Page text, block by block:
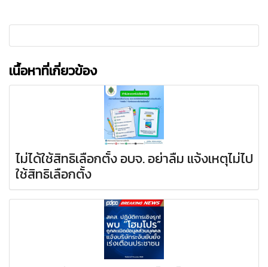
เนื้อหาที่เกี่ยวข้อง
ไม่ได้ใช้สิทธิเลือกตั้ง อบจ. อย่าลืม แจ้งเหตุไม่ไป
ใช้สิทธิเลือกตั้ง